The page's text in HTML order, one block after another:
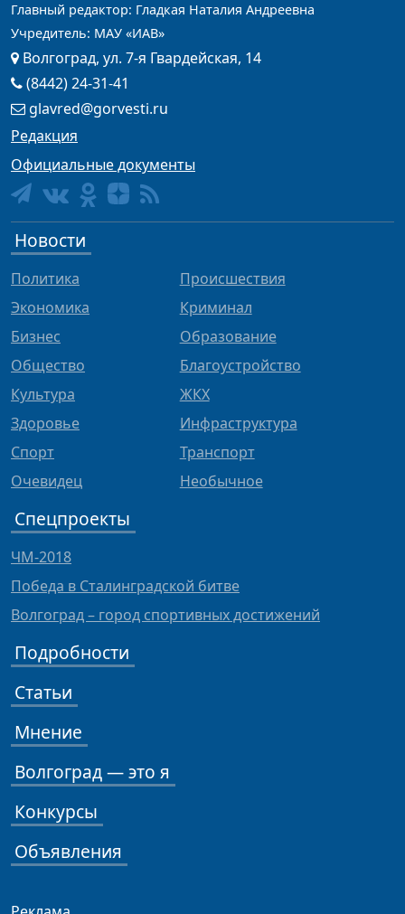
Главный редактор: Гладкая Наталия Андреевна
Учредитель: МАУ «ИАВ»
Волгоград, ул. 7-я Гвардейская, 14
(8442) 24-31-41
glavred@gorvesti.ru
Редакция
Официальные документы
Новости
Политика
Экономика
Бизнес
Общество
Культура
Здоровье
Спорт
Очевидец
Происшествия
Криминал
Образование
Благоустройство
ЖКХ
Инфраструктура
Транспорт
Необычное
Спецпроекты
ЧМ-2018
Победа в Сталинградской битве
Волгоград – город спортивных достижений
Подробности
Статьи
Мнение
Волгоград — это я
Конкурсы
Объявления